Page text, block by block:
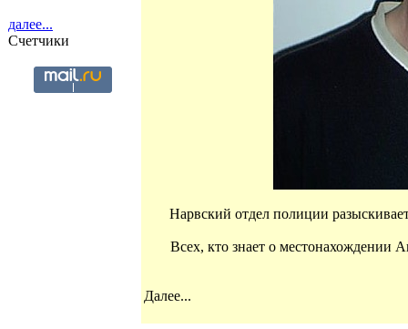
далее...
Счетчики
Нарвский отдел полиции
Всех, кто знает о местонахождении
Далее...